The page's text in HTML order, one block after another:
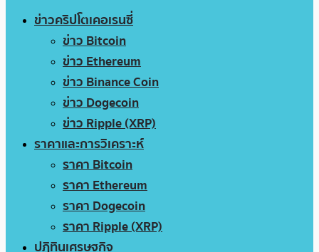
ข่าวคริปโตเคอเรนซี่
ข่าว Bitcoin
ข่าว Ethereum
ข่าว Binance Coin
ข่าว Dogecoin
ข่าว Ripple (XRP)
ราคาและการวิเคราะห์
ราคา Bitcoin
ราคา Ethereum
ราคา Dogecoin
ราคา Ripple (XRP)
ปฏิทินเศรษฐกิจ